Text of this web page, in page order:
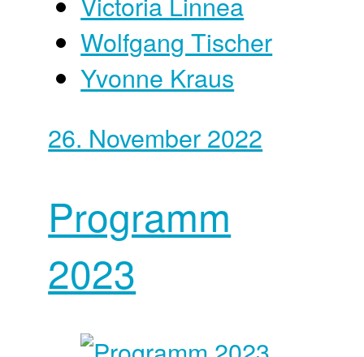
Wolfgang Tischer
Yvonne Kraus
26. November 2022
Programm
2023